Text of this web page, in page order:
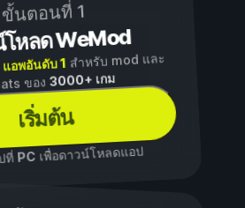
ขั้นตอนที่ 1
หลด WeMod
แอพอันดับ 1 สำหรับ mod และ
ของ3000+ เกม
เริ่มต้น
ที่ PCเพื่อดาวน์โหลดแอป